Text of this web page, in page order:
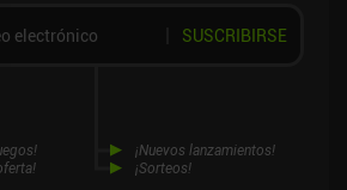
¡Nuevos lanzamientos!
¡Sorteos!
SUSCRIBIRSE